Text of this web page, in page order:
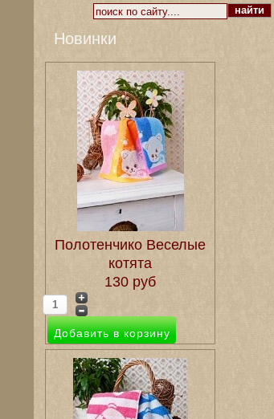
Новинки
Полотенчико Веселые
котята
130 руб